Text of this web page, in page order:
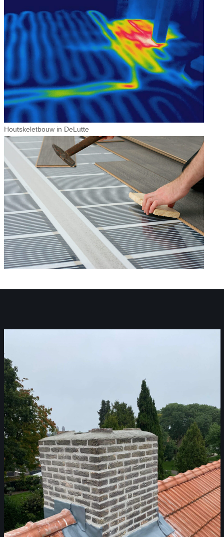
Houtskeletbouw in DeLutte